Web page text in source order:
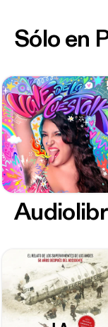
Sólo en